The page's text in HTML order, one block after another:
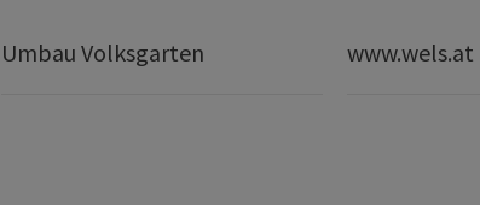
Umbau Volksgarten www.wels.at